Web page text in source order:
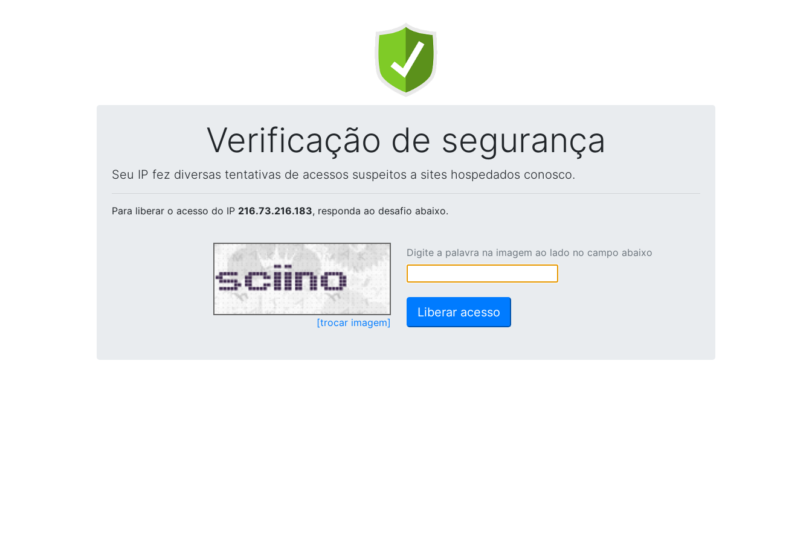
Verificação de segurança
Seu IP fez diversas tentativas de acessos suspeitos a sites hospedados conosco.
Para liberar o acesso do IP 216.73.216.183, responda ao desafio abaixo.
[trocar imagem]
Digite a palavra na imagem ao lado no campo abaixo